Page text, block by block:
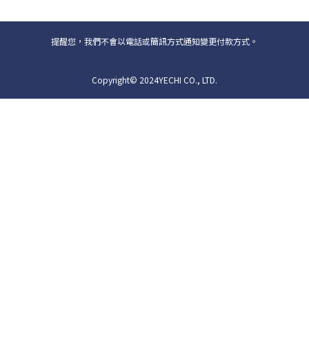
提醒您，我們不會以電話或簡訊方式通知變更付款方式。
Copyright© 2024YECHI CO., LTD.